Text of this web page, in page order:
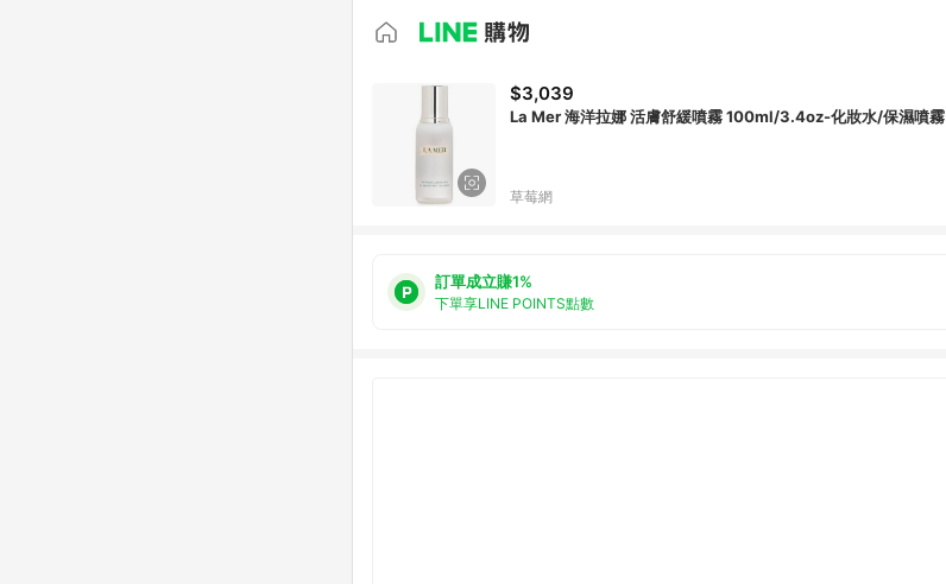
$3,039
La Mer 海洋拉娜 活膚舒緩噴霧 100ml/3.4oz-化妝水/保濕噴霧
草莓網
訂單成立賺1%
下單享LINE POINTS點數